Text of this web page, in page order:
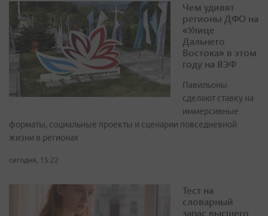
Чем удивят
регионы ДФО на
«Улице
Дальнего
Востока» в этом
году на ВЭФ
Павильоны
сделают ставку на
иммерсивные
форматы, социальные проекты и сценарии повседневной
жизни в регионах
сегодня, 15:22
Тест на
словарный
запас высшего